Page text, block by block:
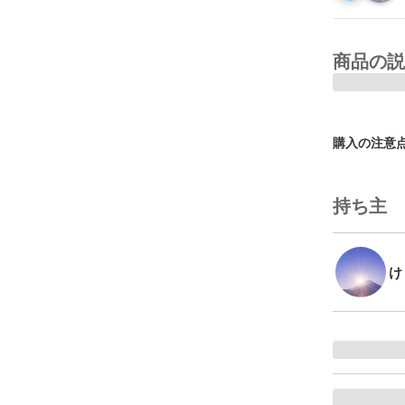
商品の
購入の注意
持ち主